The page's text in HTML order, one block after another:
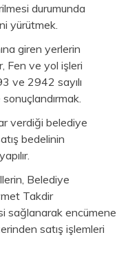
durumunda
yürütmek.
giren yerlerin
Fen ve yol işleri
ve 2942 sayılı
verdiği belediye
bedelinin
Belediye
Takdir
sağlanarak encümene
satış işlemleri